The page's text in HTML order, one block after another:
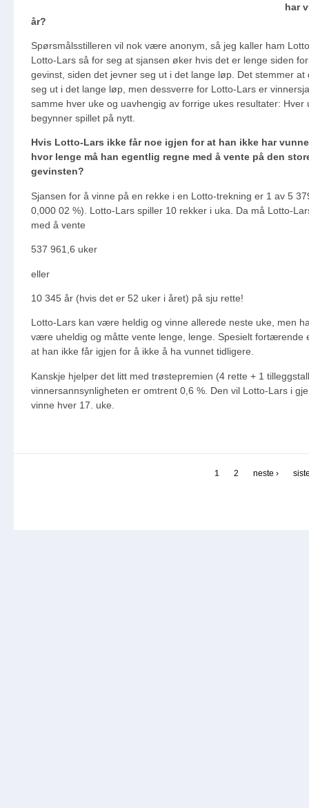
har
år?
Spørsmålsstilleren vil nok være anonym, så jeg kaller ham
Lotto-Lars så for seg at sjansen øker hvis det er lenge siden
gevinst, siden det jevner seg ut i det lange løp. Det stemmer at
seg ut i det lange løp, men dessverre for Lotto-Lars er
samme hver uke og uavhengig av forrige ukes resultater: Hver
begynner spillet på nytt.
Hvis Lotto-Lars ikke får noe igjen for at han ikke har
hvor lenge må han egentlig regne med å vente på den
gevinsten?
Sjansen for å vinne på en rekke i en Lotto-trekning er 1 av 5
0,000 02 %). Lotto-Lars spiller 10 rekker i uka. Da må Lotto-
med å vente
537 961,6 uker
eller
10 345 år (hvis det er 52 uker i året) på sju rette!
Lotto-Lars kan være heldig og vinne allerede neste uke, men
være uheldig og måtte vente lenge, lenge. Spesielt fortærende
at han ikke får igjen for å ikke å ha vunnet tidligere.
Kanskje hjelper det litt med trøstepremien (4 rette + 1
vinnersannsynligheten er omtrent 0,6 %. Den vil Lotto-Lars i
vinne hver 17. uke.
1 2 neste ›